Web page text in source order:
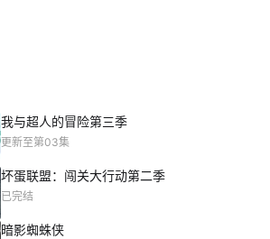
我与超人的冒险第三季
更新至第03集
坏蛋联盟：闯关大行动第二季
已完结
暗影蜘蛛侠